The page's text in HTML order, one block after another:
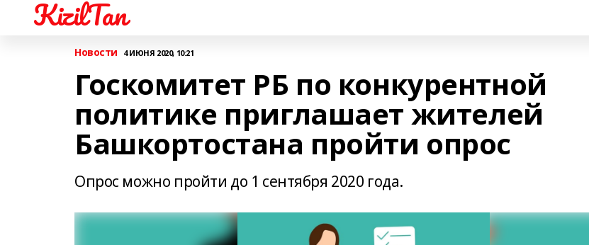
KizilTan
Новости 4 ИЮНЯ 2020, 10:21
Госкомитет РБ по конкурентной
политике приглашает жителей
Башкортостана пройти опрос
Опрос можно пройти до 1 сентября 2020 года.